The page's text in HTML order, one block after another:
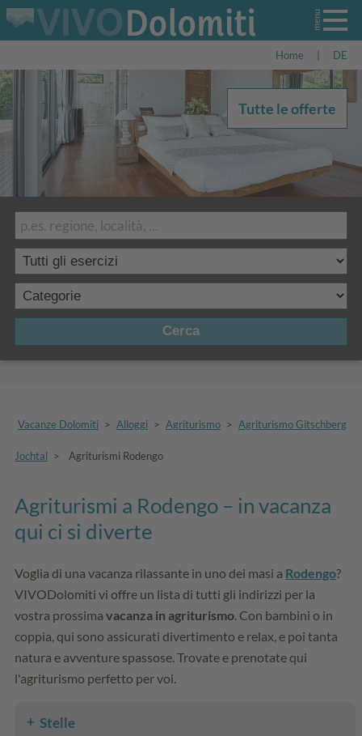
Home DE
Cerca
Tutte le offerte
Vacanze Dolomiti > Alloggi > Agriturismo > Agriturismo Gitschberg
Jochtal > Agriturismi Rodengo
Agriturismi a Rodengo – in vacanza
qui ci si diverte
Voglia di una vacanza rilassante in uno dei masi a Rodengo?
VIVODolomiti vi offre un lista di tutti gli indirizzi per la
vostra prossima vacanza in agriturismo . Con bambini o in
coppia, qui sono assicurati divertimento e relax, e poi tanta
natura e avventure spassose. Trovate e prenotate qui
l'agriturismo perfetto per voi.
Stelle